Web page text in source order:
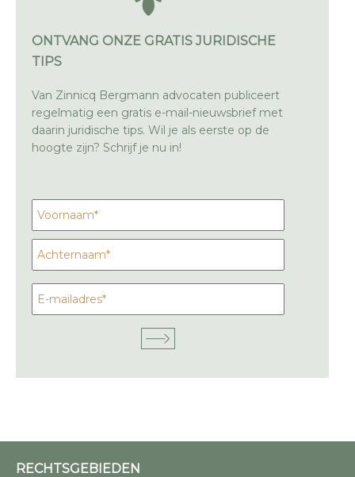
ONTVANG ONZE GRATIS JURIDISCHE
TIPS
Van Zinnicq Bergmann advocaten publiceert
regelmatig een gratis e-mail-nieuwsbrief met
daarin juridische tips. Wil je als eerste op de
hoogte zijn? Schrijf je nu in!
RECHTSGEBIEDEN